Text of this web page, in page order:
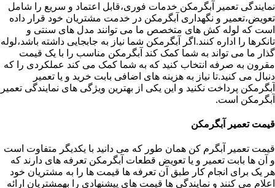
نمایندگی تعمیر آبگرمکن خدمات فوری،قابل اعتماد و سریع را شامل
تعویض،تعمیر و نگهداری آبگرمکن در خدمت مشتریان خود قرار داده
است که لوله کش های متخصص ما می توانند مدل های سنتی و
تانکرها را اداره کنند.اگر آبگرمکن شما نیاز به جابجایی داشته باشد،لوله
گذار ما می تواند به شما کمک کند آبگرمکن مناسب را با یک قیمت
مقرون به صرفه انتخاب کنید که به شما کمک می کند عملکردی را که
دنبال می کنید.تا نیاز به هزینه های اضافی بابت خرید و یا تعمیر
آبگرمکن پرداخت نکنید و این یکی از بهترین ویژگی های نمایندگی تعمیر
آبگرمکن است.
قیمت تعمیر آبگرمکن
قیمت تعمیر آبگرم کن همان طور که می دانید با یکدیگر متفاوت است
و آن ها بابت تعمیر و یا تعویض قطعات آبگرمکن تعرفه های دارند که
هر یک برای انجام کار طبق آن تعرفه ها قیمت ها را به مشتریان خود
اعلام می کنند و نمایندگی ها قیمت های پیشنهادی را بهمشتریان ارائه